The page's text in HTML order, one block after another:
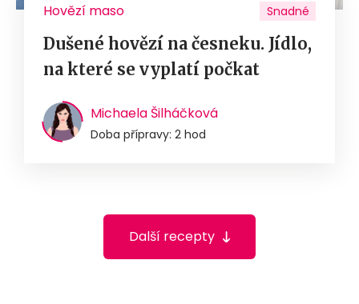
Hovězí maso Snadné
Dušené hovězí na česneku. Jídlo,
na které se vyplatí počkat
Michaela Šilháčková
Doba přípravy: 2 hod
Další recepty